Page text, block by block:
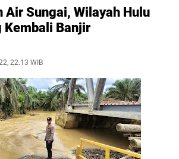
Air Sungai, Wilayah Hulu
Kembali Banjir
22.13 WIB